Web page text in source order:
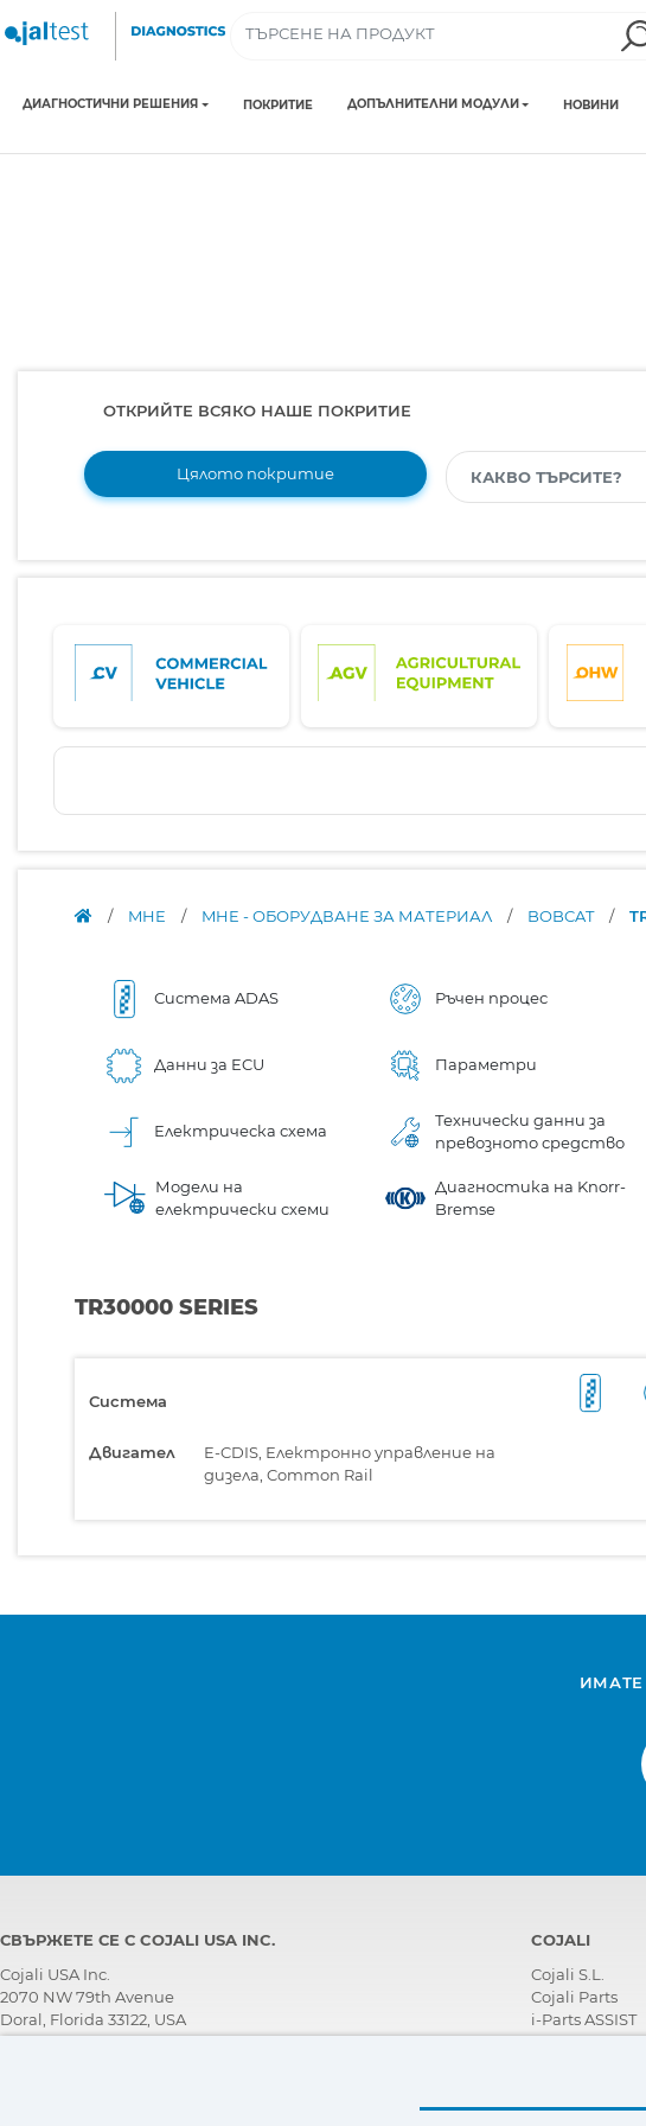
ДИАГНОСТИЧНИ РЕШЕНИЯ ПОКРИТИЕ ДОПЪЛНИТЕЛНИ МОДУЛИ НОВИНИ
ОТКРИЙТЕ ВСЯКО НАШЕ ПОКРИТИЕ
Цялото покритие
/ MHE / MHE - ОБОРУДВАНЕ ЗА МАТЕРИАЛ / BOBCAT /
Система ADAS Ръчен процес
Данни за ECU Параметри
Електрическа схема
Технически данни за
превозното средство
Модели на
електрически схеми
Диагностика на Knorr-
Bremse
TR30000 SERIES
Система
Двигател
E-CDIS, Електронно управление на
дизела, Common Rail
СВЪРЖЕТЕ СЕ С COJALI USA INC.
Cojali USA Inc.
2070 NW 79th Avenue
Doral, Florida 33122, USA
COJALI
Cojali S.L.
Cojali Parts
i-Parts ASSIST